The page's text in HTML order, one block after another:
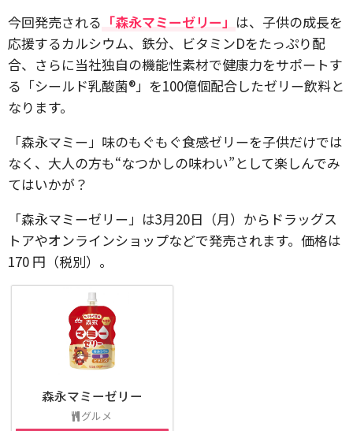
今回発売される 「森永マミーゼリー」 は、子供の成長を
応援するカルシウム、鉄分、ビタミンDをたっぷり配
合、さらに当社独自の機能性素材で健康力をサポートす
る「シールド乳酸菌®」を100億個配合したゼリー飲料と
なります。
「森永マミー」味のもぐもぐ食感ゼリーを子供だけでは
なく、大人の方も“なつかしの味わい”として楽しんでみ
てはいかが？
「森永マミーゼリー」は3月20日（月）からドラッグス
トアやオンラインショップなどで発売されます。価格は
170 円（税別）。
森永マミーゼリー
グルメ